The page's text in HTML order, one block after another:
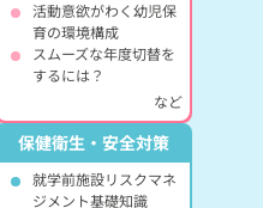
活動意欲がわく幼児保
育の環境構成
スムーズな年度切替を
するには？
など
保健衛生・安全対策
就学前施設リスクマネ
ジメント基礎知識